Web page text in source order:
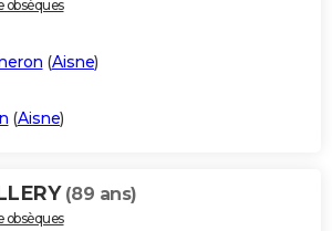
obsèques
(Aisne)
(Aisne)
(89 ans)
obsèques